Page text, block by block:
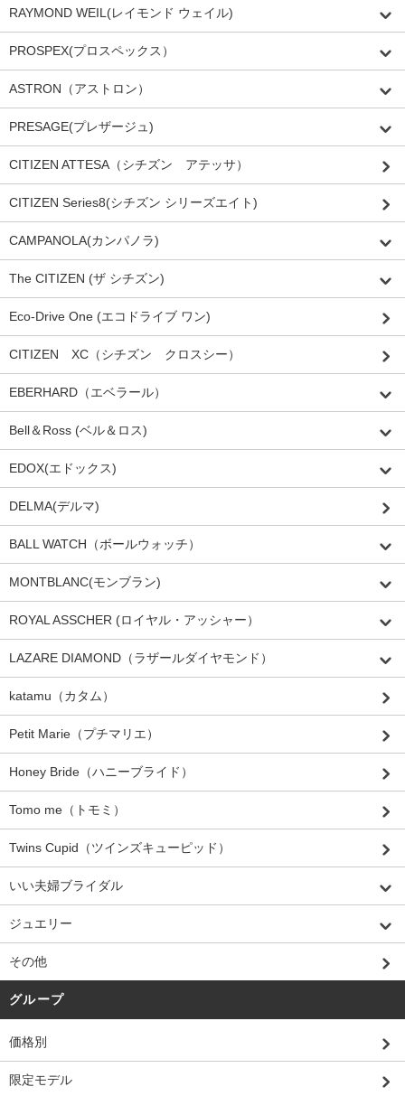
RAYMOND WEIL(レイモンド ウェイル)
PROSPEX(プロスペックス）
ASTRON（アストロン）
PRESAGE(プレザージュ)
CITIZEN ATTESA（シチズン アテッサ）
CITIZEN Series8(シチズン シリーズエイト)
CAMPANOLA(カンパノラ)
The CITIZEN (ザ シチズン)
Eco-Drive One (エコドライブ ワン)
CITIZEN XC（シチズン クロスシー）
EBERHARD（エベラール）
Bell＆Ross (ベル＆ロス)
EDOX(エドックス)
DELMA(デルマ)
BALL WATCH（ボールウォッチ）
MONTBLANC(モンブラン)
ROYAL ASSCHER (ロイヤル・アッシャー）
LAZARE DIAMOND（ラザールダイヤモンド）
katamu（カタム）
Petit Marie（プチマリエ）
Honey Bride（ハニーブライド）
Tomo me（トモミ）
Twins Cupid（ツインズキューピッド）
いい夫婦ブライダル
ジュエリー
その他
グループ
価格別
限定モデル